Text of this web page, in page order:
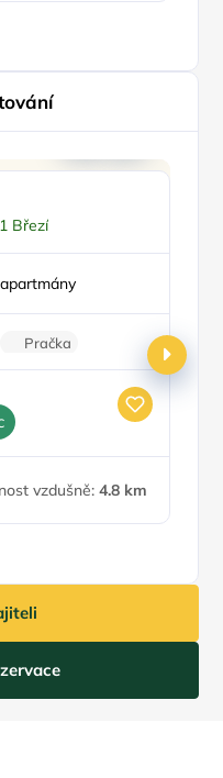
Březí
Pračka
vzdušně: 4.8 km